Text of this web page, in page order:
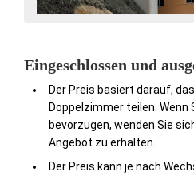
Eingeschlossen und
Der Preis basiert darauf,
Doppelzimmer teilen. Wenn
bevorzugen, wenden Sie
Angebot zu erhalten.
Der Preis kann je nach